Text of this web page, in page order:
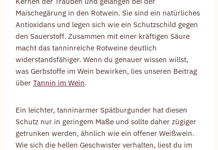
Maischegärung in den Rotwein. Sie sind ein natürliches
Antioxidans und legen sich wie ein Schutzschild gegen
den Sauerstoff. Zusammen mit einer kräftigen Säure
macht das tanninreiche Rotweine deutlich
widerstandsfähiger. Wenn du genauer wissen willst,
was Gerbstoffe im Wein bewirken, lies unseren Beitrag
über Tannin im Wein.
Ein leichter, tanninarmer Spätburgunder hat diesen
Schutz nur in geringem Maße und sollte daher zügiger
getrunken werden, ähnlich wie ein offener Weißwein.
Wie sich die hellen Geschwister verhalten, liest du im